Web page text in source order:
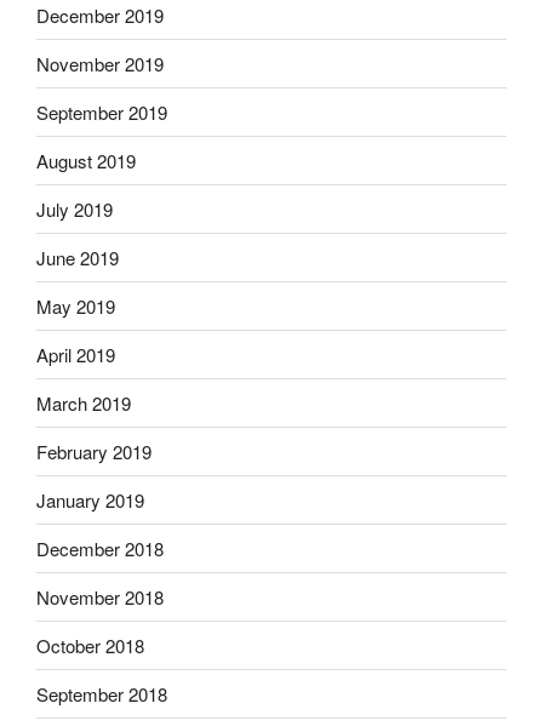
December 2019
November 2019
September 2019
August 2019
July 2019
June 2019
May 2019
April 2019
March 2019
February 2019
January 2019
December 2018
November 2018
October 2018
September 2018